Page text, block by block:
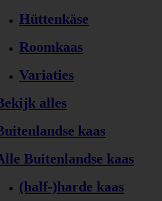
Hüttenkäse
Roomkaas
Variaties
alles
kaas
Buitenlandse kaas
(half-)harde kaas